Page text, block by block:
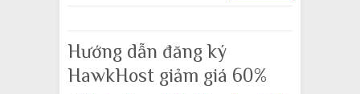
Hướng dẫn đăng ký
HawkHost giảm giá 60%